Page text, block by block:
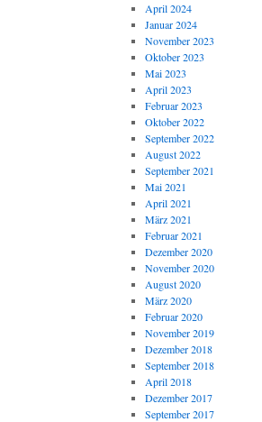
April 2024
Januar 2024
November 2023
Oktober 2023
Mai 2023
April 2023
Februar 2023
Oktober 2022
September 2022
August 2022
September 2021
Mai 2021
April 2021
März 2021
Februar 2021
Dezember 2020
November 2020
August 2020
März 2020
Februar 2020
November 2019
Dezember 2018
September 2018
April 2018
Dezember 2017
September 2017